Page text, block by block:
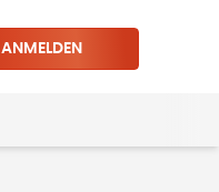
ANMELDEN